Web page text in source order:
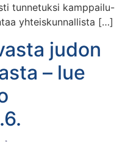
tunnetuksi kamppailu-
yhteiskunnallista […]
judon
– lue